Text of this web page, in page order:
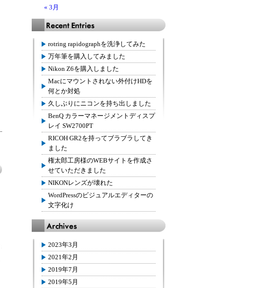
« 3月
rotring rapidographを洗浄してみた
万年筆を購入してみました
Nikon Z6を購入しました
Macにマウントされない外付けHDを
何とか対処
久しぶりにニコンを持ち出しました
BenQ カラーマネージメントディスプ
レイ SW2700PT
RICOH GR2を持ってブラブラしてき
ました
権太郎工房様のWEBサイトを作成さ
せていただきました
NIKONレンズが壊れた
WordPressのビジュアルエディターの
文字化け
2023年3月
2021年2月
2019年7月
2019年5月